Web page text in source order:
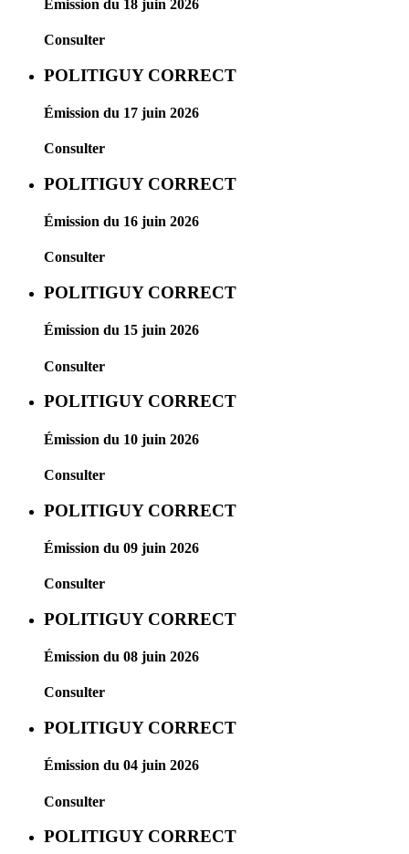
Émission du 18 juin 2026
Consulter
POLITIGUY CORRECT
Émission du 17 juin 2026
Consulter
POLITIGUY CORRECT
Émission du 16 juin 2026
Consulter
POLITIGUY CORRECT
Émission du 15 juin 2026
Consulter
POLITIGUY CORRECT
Émission du 10 juin 2026
Consulter
POLITIGUY CORRECT
Émission du 09 juin 2026
Consulter
POLITIGUY CORRECT
Émission du 08 juin 2026
Consulter
POLITIGUY CORRECT
Émission du 04 juin 2026
Consulter
POLITIGUY CORRECT